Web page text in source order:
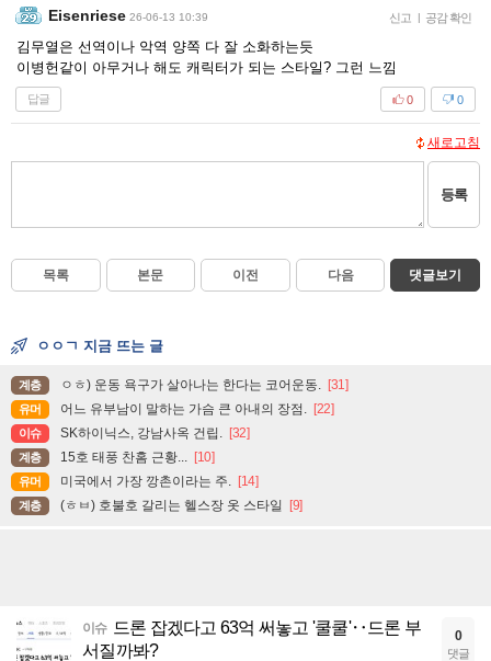
Eisenriese 26-06-13 10:39 신고 | 공감 확인
김무열은 선역이나 악역 양쪽 다 잘 소화하는듯
이병헌같이 아무거나 해도 캐릭터가 되는 스타일? 그런 느낌
답글 0
0
새로고침
등록
목록 본문 이전 다음 댓글보기
ㅇㅇㄱ 지금 뜨는 글
계층 ㅇㅎ) 운동 욕구가 살아나는 한다는 코어운동. [31]
유머 어느 유부남이 말하는 가슴 큰 아내의 장점. [22]
이슈 SK하이닉스, 강남사옥 건립. [32]
계층 15호 태풍 찬홈 근황... [10]
유머 미국에서 가장 깡촌이라는 주. [14]
계층 (ㅎㅂ) 호불호 갈리는 헬스장 옷 스타일 [9]
이슈 드론 잡겠다고 63억 써놓고 '쿨쿨'‥드론 부
서질까봐?
0
댓글